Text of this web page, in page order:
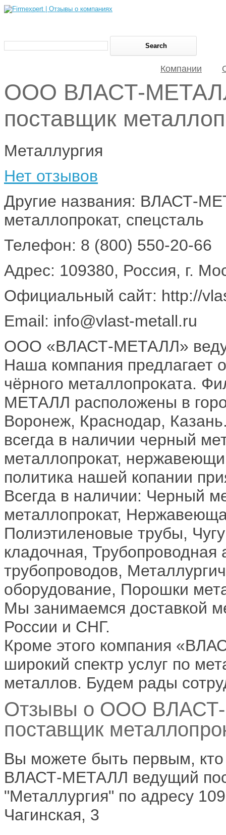
Компании
ООО ВЛАСТ-
поставщик
Металлургия
Нет отзывов
Другие названия: ВЛАСТ-
металлопрокат, спецсталь
Телефон: 8 (800) 550-20-66
Адрес: 109380, Россия, г.
Официальный сайт: http://
Email: info@vlast-metall.ru
ООО «ВЛАСТ-МЕТАЛЛ»
Наша компания предлагает
чёрного металлопроката.
МЕТАЛЛ расположены в
Воронеж, Краснодар,
всегда в наличии черный
металлопрокат,
политика нашей копании
Всегда в наличии: Черный
металлопрокат,
Полиэтиленовые трубы,
кладочная, Трубопроводная
трубопроводов,
оборудование, Порошки
Мы занимаемся доставкой
России и СНГ.
Кроме этого компания
широкий спектр услуг по
металлов. Будем рады
Отзывы о ООО
поставщик
Вы можете быть первым,
ВЛАСТ-МЕТАЛЛ ведущий
"Металлургия" по адресу
Чагинская, 3